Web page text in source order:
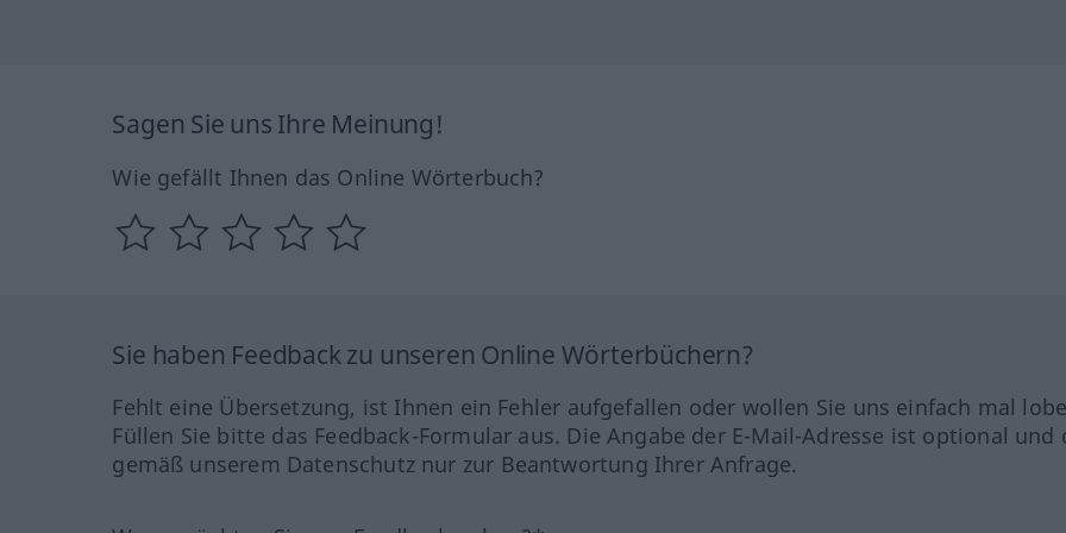
Sagen Sie uns Ihre Meinung!
Wie gefällt Ihnen das Online Wörterbuch?
Sie haben Feedback zu unseren Online Wörterbüchern?
Fehlt eine Übersetzung, ist Ihnen ein Fehler aufgefallen oder wollen Sie uns einfach mal
Füllen Sie bitte das Feedback-Formular aus. Die Angabe der E-Mail-Adresse ist optional und
gemäß unserem Datenschutz nur zur Beantwortung Ihrer Anfrage.